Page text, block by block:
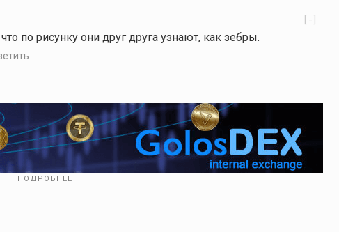
[-]
по рисунку они друг друга узнают, как зебры.
ПОДРОБНЕЕ